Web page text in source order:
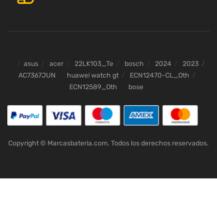
asus acer 22LK103_Te bosch 2024
2023
AC7367JUN
huawei watch gt
ECN12470-CL_Oth
ECN12589_Oth
bose
Copyright © Marcasbateria.com. Todos los derechos reservados.